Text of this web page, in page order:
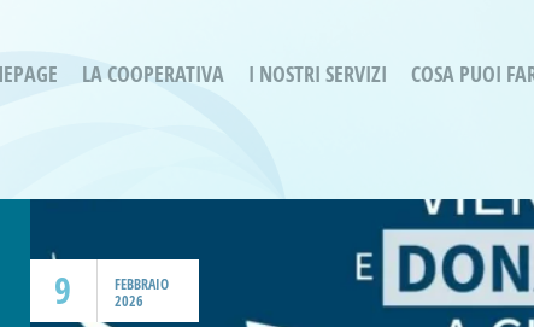
LA COOPERATIVA I NOSTRI SERVIZI
Bessimo Due
Servizio Fantasina:
Regina di Cuori
Servizi di Inclusione Sociale
COSA PUOI
9
FEBBRAIO
2026